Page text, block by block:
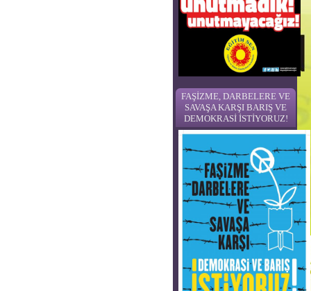
FAŞİZME, DARBELERE VE
SAVAŞA KARŞI BARIŞ VE
DEMOKRASİ İSTİYORUZ!